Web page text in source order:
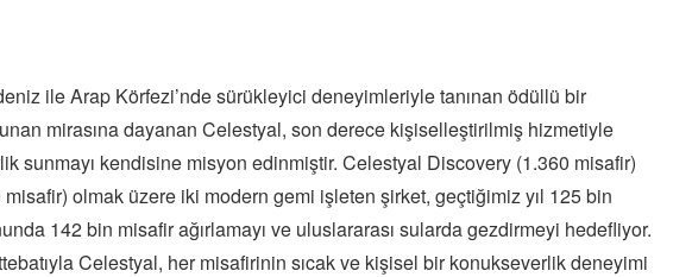
ile Arap Körfezi’nde sürükleyici deneyimleriyle tanınan ödüllü bir
mirasına dayanan Celestyal, son derece kişiselleştirilmiş hizmetiyle
sunmayı kendisine misyon edinmiştir. Celestyal Discovery (1.360 misafir)
olmak üzere iki modern gemi işleten şirket, geçtiğimiz yıl 125 bin
142 bin misafir ağırlamayı ve uluslararası sularda gezdirmeyi hedefliyor.
Celestyal, her misafirinin sıcak ve kişisel bir konukseverlik deneyimi